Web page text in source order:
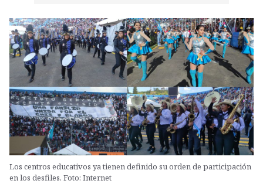
Los centros educativos ya tienen definido su orden de participación
en los desfiles. Foto: Internet